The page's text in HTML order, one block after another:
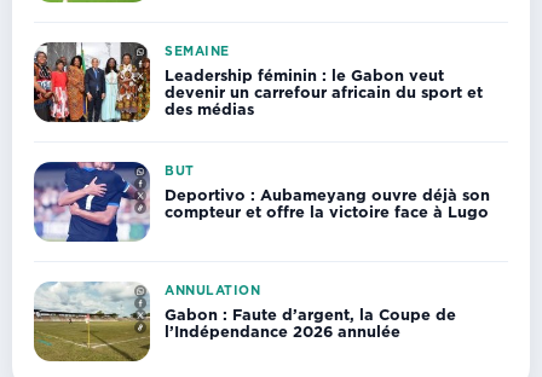
SEMAINE
Leadership féminin : le Gabon veut
devenir un carrefour africain du sport et
des médias
BUT
Deportivo : Aubameyang ouvre déjà son
compteur et offre la victoire face à Lugo
ANNULATION
Gabon : Faute d’argent, la Coupe de
l’Indépendance 2026 annulée